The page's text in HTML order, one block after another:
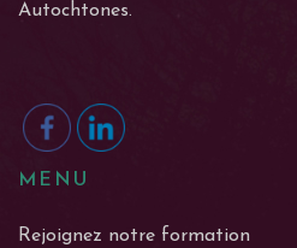
Autochtones.
MENU
Rejoignez notre formation